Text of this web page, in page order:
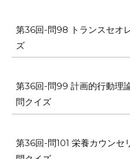
第36回-問98 トランスセオ
ズ
第36回-問99 計画的行動理
問クイズ
第36回-問101 栄養カウンセ